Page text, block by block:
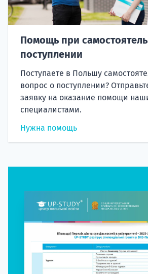
Помощь при
поступлении
Поступаете в Польшу
вопрос о поступлении?
заявку на оказание помощи
специалистами.
Нужна помощь